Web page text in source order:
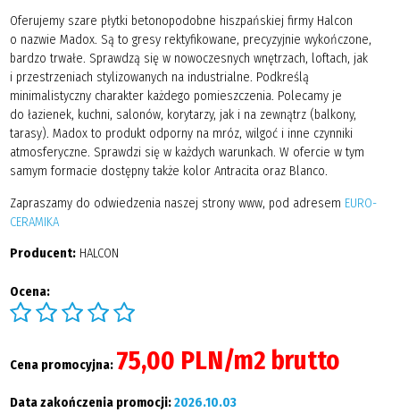
Oferujemy szare płytki betonopodobne hiszpańskiej firmy Halcon
o nazwie Madox. Są to gresy rektyfikowane, precyzyjnie wykończone,
bardzo trwałe. Sprawdzą się w nowoczesnych wnętrzach, loftach, jak
i przestrzeniach stylizowanych na industrialne. Podkreślą
minimalistyczny charakter każdego pomieszczenia. Polecamy je
do łazienek, kuchni, salonów, korytarzy, jak i na zewnątrz (balkony,
tarasy). Madox to produkt odporny na mróz, wilgoć i inne czynniki
atmosferyczne. Sprawdzi się w każdych warunkach. W ofercie w tym
samym formacie dostępny także kolor Antracita oraz Blanco.
Zapraszamy do odwiedzenia naszej strony www, pod adresem EURO-
CERAMIKA
Producent:HALCON
Ocena:
Cena promocyjna: 75,00 PLN/m2 brutto
Data zakończenia promocji:2026.10.03